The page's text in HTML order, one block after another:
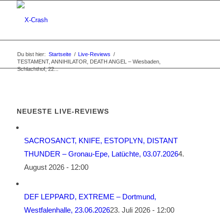
Du bist hier: Startseite / Live-Reviews /
TESTAMENT, ANNIHILATOR, DEATH ANGEL – Wiesbaden,
Schlachthof, 22...
NEUESTE LIVE-REVIEWS
SACROSANCT, KNIFE, ESTOPLYN, DISTANT
THUNDER – Gronau-Epe, Latüchte, 03.07.20264.
August 2026 - 12:00
DEF LEPPARD, EXTREME – Dortmund,
Westfalenhalle, 23.06.202623. Juli 2026 - 12:00